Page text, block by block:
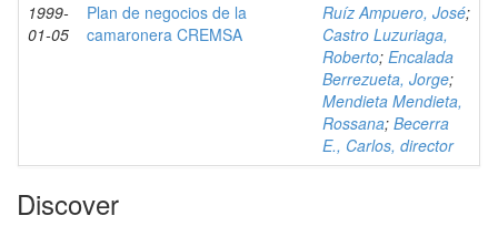
1999-
01-05
Plan de negocios de la
camaronera CREMSA
Ruíz Ampuero, José;
Castro Luzuriaga,
Roberto; Encalada
Berrezueta, Jorge;
Mendieta Mendieta,
Rossana; Becerra
E., Carlos, director
Discover